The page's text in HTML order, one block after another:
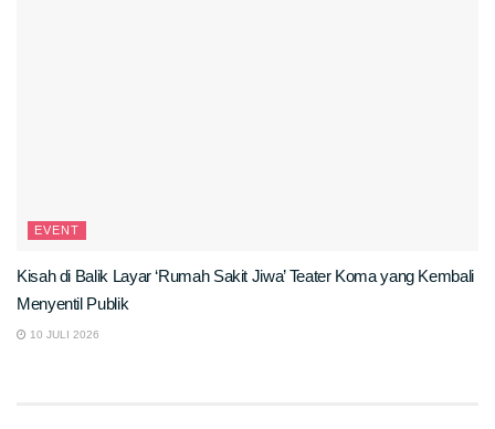
EVENT
Kisah di Balik Layar ‘Rumah Sakit Jiwa’ Teater Koma yang Kembali
Menyentil Publik
10 JULI 2026